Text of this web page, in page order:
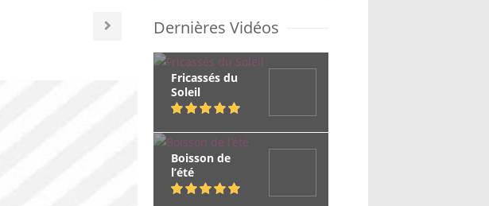
Dernières Vidéos
Fricassés du
Soleil
Boisson de
l’été